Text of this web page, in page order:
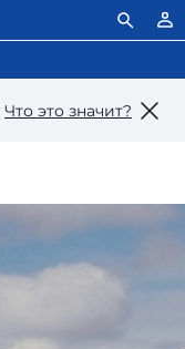
Что это значит?